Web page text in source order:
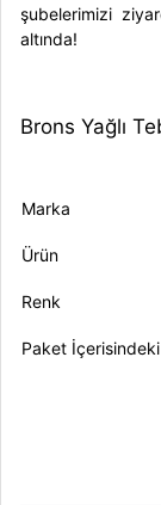
şubelerimizi
altında!
Brons Yağlı
Marka
Ürün
Renk
Paket